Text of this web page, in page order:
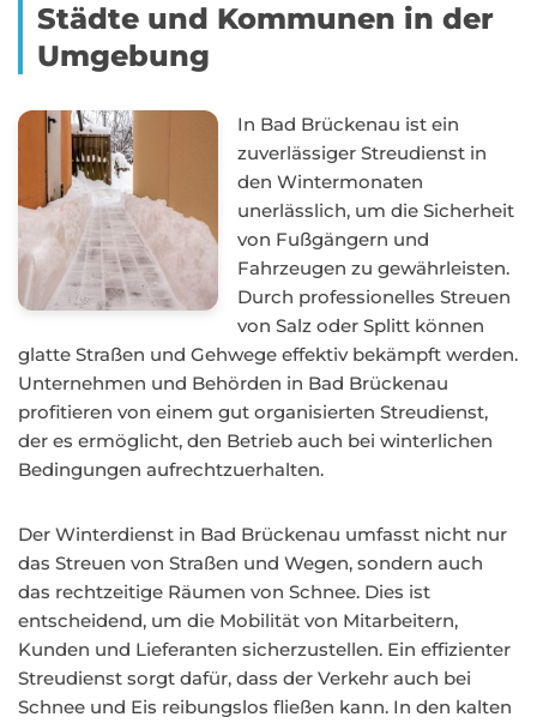
Städte und Kommunen in der
Umgebung
In Bad Brückenau ist ein
zuverlässiger Streudienst in
den Wintermonaten
unerlässlich, um die Sicherheit
von Fußgängern und
Fahrzeugen zu gewährleisten.
Durch professionelles Streuen
von Salz oder Splitt können
glatte Straßen und Gehwege effektiv bekämpft werden.
Unternehmen und Behörden in Bad Brückenau
profitieren von einem gut organisierten Streudienst,
der es ermöglicht, den Betrieb auch bei winterlichen
Bedingungen aufrechtzuerhalten.
Der Winterdienst in Bad Brückenau umfasst nicht nur
das Streuen von Straßen und Wegen, sondern auch
das rechtzeitige Räumen von Schnee. Dies ist
entscheidend, um die Mobilität von Mitarbeitern,
Kunden und Lieferanten sicherzustellen. Ein effizienter
Streudienst sorgt dafür, dass der Verkehr auch bei
Schnee und Eis reibungslos fließen kann. In den kalten